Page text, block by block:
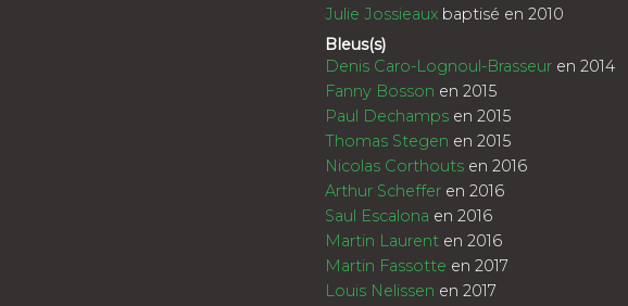
Julie Jossieauxbaptisé en 2010
Bleus(s)
Denis Caro-Lognoul-Brasseuren 2014
Fanny Bosson en 2015
Paul Dechampsen 2015
Thomas Stegen en 2015
Nicolas Corthoutsen 2016
Arthur Schefferen 2016
Saul Escalona en 2016
Martin Laurenten 2016
Martin Fassotte en 2017
Louis Nelissen en 2017